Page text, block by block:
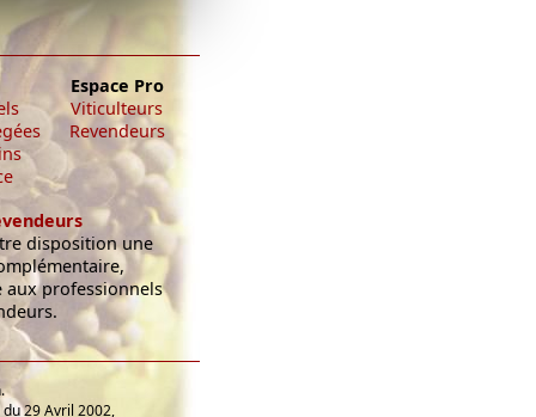
Espace Pro
Viticulteurs
Revendeurs
disposition une
aux professionnels
29 Avril 2002,